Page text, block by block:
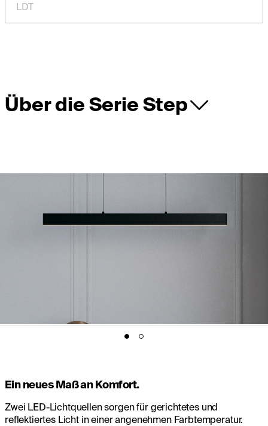
LDT
Über die Serie Step
Ein neues Maß an Komfort.
Zwei LED-Lichtquellen sorgen für gerichtetes und
reflektiertes Licht in einer angenehmen Farbtemperatur.